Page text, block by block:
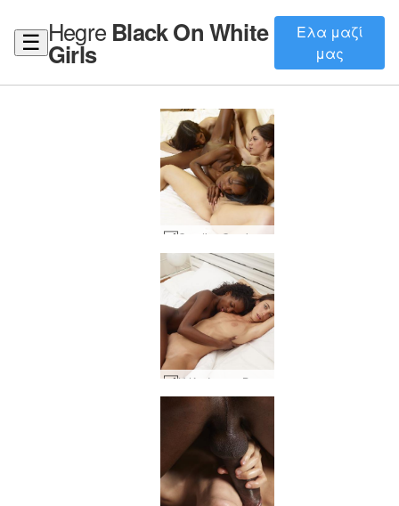
☰ Hegre Black On White
Girls
Ελα μαζί
μας
Candice Caprice και Valerie σεξ part2 #9